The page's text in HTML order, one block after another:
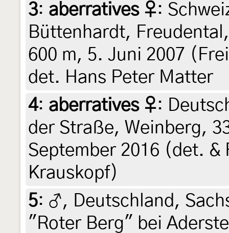
3: aberratives ♀:
Büttenhardt,
600 m, 5. Juni 2007
det. Hans Peter Matter
4: aberratives ♀:
der Straße, Weinberg,
September 2016 (det.
Krauskopf)
5: ♂, Deutschland,
"Roter Berg" bei